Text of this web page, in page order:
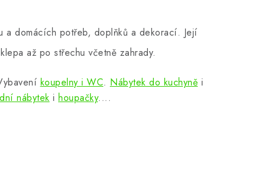
a domácích potřeb, doplňků a dekorací. Její
až po střechu včetně zahrady.
koupelny i WC. Nábytek do kuchyně i
nábytek i houpačky....